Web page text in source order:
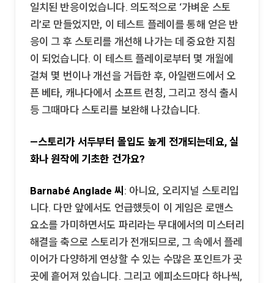
일치된 반응이었습니다. 의도적으로 ‘가벼운 스토
리’로 만들었지만, 이 테스트 플레이를 통해 얻은 반
응이 그 후 스토리를 개선해 나가는 데 중요한 지침
이 되었습니다. 이 테스트 플레이로부터 몇 개월에
걸쳐 몇 번이나 개선을 거듭한 후, 아일랜드에서 오
픈 베타, 캐나다에서 소프트 런칭, 그리고 정식 출시
등 그때마다 스토리를 보완해 나갔습니다.
—스토리가 서두부터 몰입도 높게 전개되는데요, 실
화나 원작에 기초한 건가요?
Barnabé Anglade 씨 : 아니요, 오리지널 스토리입
니다. 다만 앞에서도 언급했듯이 이 게임은 로맨스
요소를 가미하면서도 파리라는 무대에서의 미스터리
해결을 축으로 스토리가 전개되므로, 그 속에서 플레
이어가 다양하게 연상할 수 있는 수많은 포인트가 곳
곳에 흩어져 있습니다. 그리고 에피소드마다 하나씩,